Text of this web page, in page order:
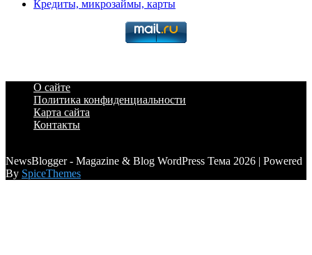
Кредиты, микрозаймы, карты
О сайте
Политика конфиденциальности
Карта сайта
Контакты
NewsBlogger - Magazine & Blog WordPress Тема 2026 | Powered
By SpiceThemes